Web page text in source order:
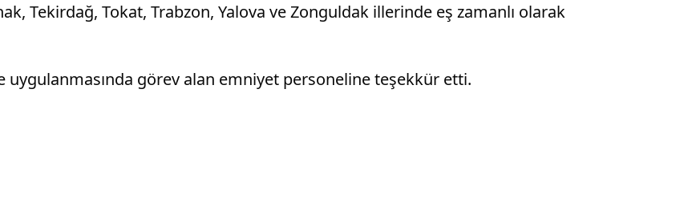
Tekirdağ, Tokat, Trabzon, Yalova ve Zonguldak illerinde eş zamanlı olarak
uygulanmasında görev alan emniyet personeline teşekkür etti.